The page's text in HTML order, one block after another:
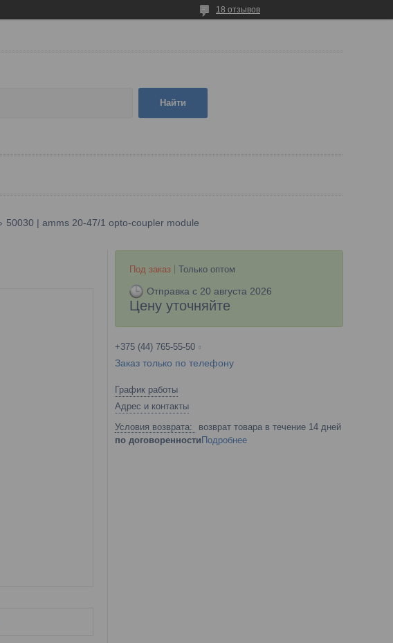
18 отзывов
Найти
50030 | amms 20-47/1 opto-coupler module
Под заказ Только оптом
Отправка с 20 августа 2026
Цену уточняйте
+375 (44) 765-55-50
Заказ только по телефону
График работы
Адрес и контакты
возврат товара в течение 14 дней
по договоренности Подробнее